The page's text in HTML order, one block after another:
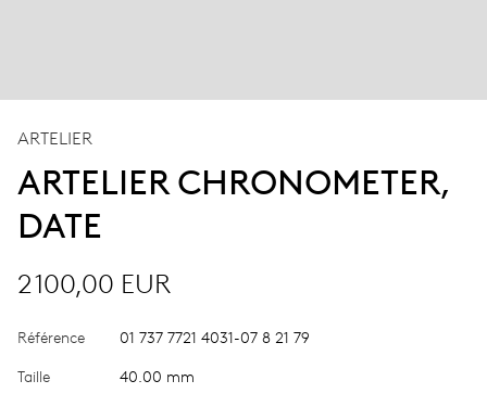
ARTELIER
ARTELIER CHRONOMETER,
DATE
2 100,00 EUR
Référence 01 737 7721 4031-07 8 21 79
Taille 40.00 mm